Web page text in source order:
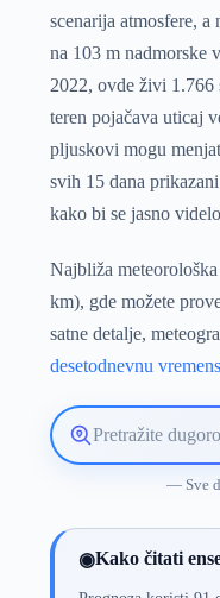
scenarija atmosfere,
na 103 m nadmorske
2022, ovde živi 1.766
teren pojačava uticaj
pljuskovi mogu
svih 15 dana
kako bi se jasno
Najbliža
km), gde možete
satne detalje,
desetodnevnu
Pretražite
lokaciju
— Sve
◉Kako čitati